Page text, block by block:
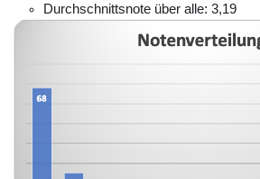
Durchschnittsnote über alle: 3,19